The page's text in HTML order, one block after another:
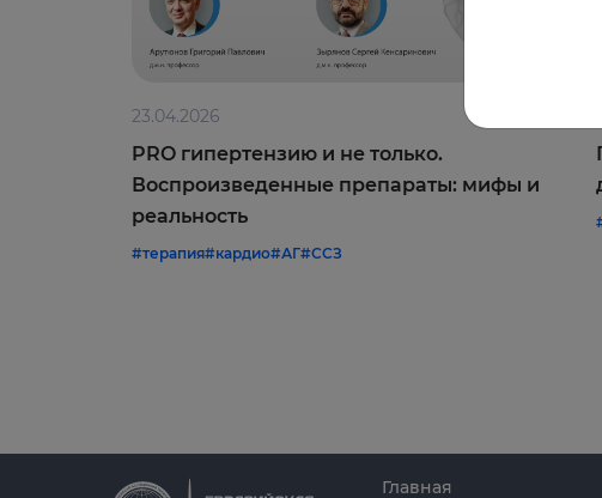
23.04.2026
PRO гипертензию и не только.
Воспроизведенные препараты: мифы и
реальность
#терапия#кардио#АГ#ССЗ
Главная